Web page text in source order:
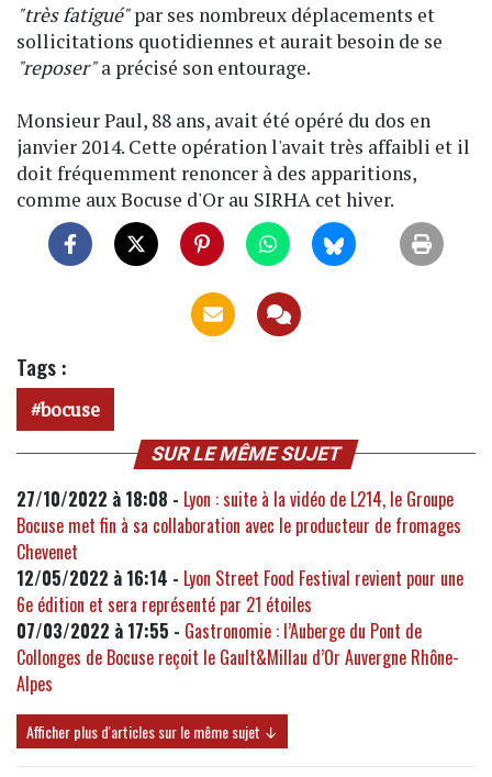
"très fatigué"par ses nombreux déplacements et
sollicitations quotidiennes et aurait besoin de se
"reposer"a précisé son entourage.
Monsieur Paul, 88 ans, avait été opéré du dos en
janvier 2014. Cette opération l'avait très affaibli et il
doit fréquemment renoncer à des apparitions,
comme aux Bocuse d'Or au SIRHA cet hiver.
Tags :
bocuse
SUR LE MÊME SUJET
27/10/2022 à 18:08 - Lyon : suite à la vidéo de L214, le Groupe
Bocuse met fin à sa collaboration avec le producteur de fromages
Chevenet
12/05/2022 à 16:14 - Lyon Street Food Festival revient pour une
6e édition et sera représenté par 21 étoiles
07/03/2022 à 17:55 - Gastronomie : l’Auberge du Pont de
Collonges de Bocuse reçoit le Gault&Millau d’Or Auvergne Rhône-
Alpes
Afficher plus d'articles sur le même sujet ↓